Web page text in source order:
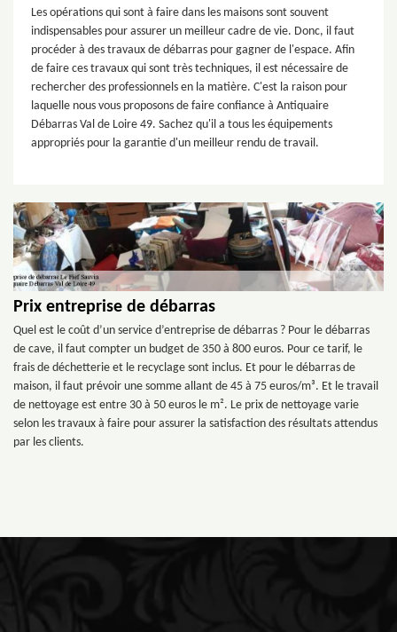
Les opérations qui sont à faire dans les maisons sont souvent
indispensables pour assurer un meilleur cadre de vie. Donc, il faut
procéder à des travaux de débarras pour gagner de l'espace. Afin
de faire ces travaux qui sont très techniques, il est nécessaire de
rechercher des professionnels en la matière. C'est la raison pour
laquelle nous vous proposons de faire confiance à Antiquaire
Débarras Val de Loire 49. Sachez qu'il a tous les équipements
appropriés pour la garantie d'un meilleur rendu de travail.
Prix entreprise de débarras
Quel est le coût d’un service d’entreprise de débarras ? Pour le débarras
de cave, il faut compter un budget de 350 à 800 euros. Pour ce tarif, le
frais de déchetterie et le recyclage sont inclus. Et pour le débarras de
maison, il faut prévoir une somme allant de 45 à 75 euros/m³. Et le travail
de nettoyage est entre 30 à 50 euros le m². Le prix de nettoyage varie
selon les travaux à faire pour assurer la satisfaction des résultats attendus
par les clients.